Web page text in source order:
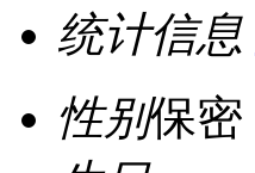
统计信息
性别保密